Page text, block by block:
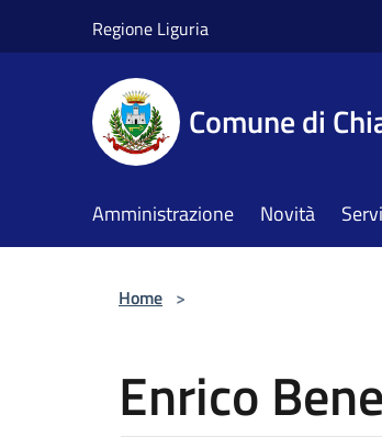
Regione Liguria
Comune di
Amministrazione Novità
Home >
Enrico